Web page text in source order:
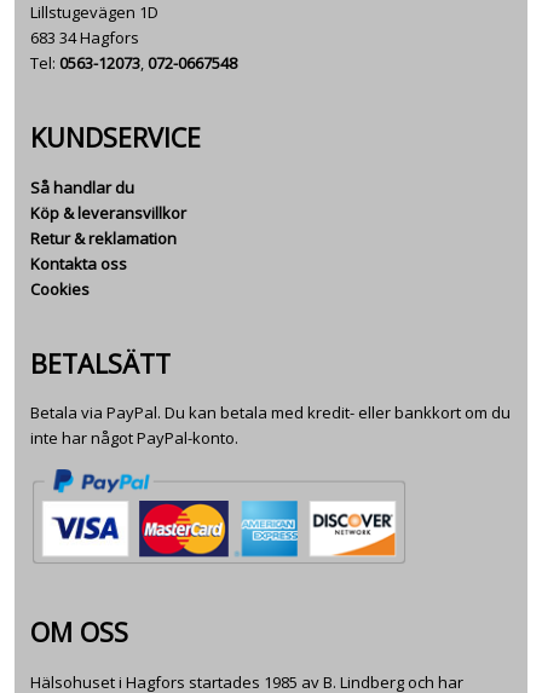
Lillstugevägen 1D
683 34 Hagfors
Tel: 0563-12073,072-0667548
KUNDSERVICE
Så handlar du
Köp & leveransvillkor
Retur & reklamation
Kontakta oss
Cookies
BETALSÄTT
Betala via PayPal. Du kan betala med kredit- eller bankkort om du
inte har något PayPal-konto.
OM OSS
Hälsohuset i Hagfors startades 1985 av B. Lindberg och har